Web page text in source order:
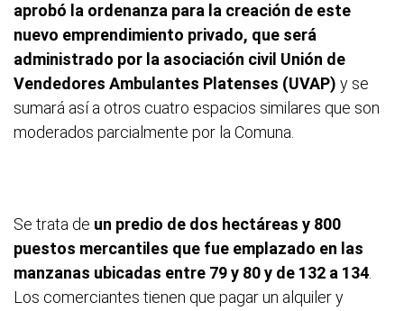
aprobó la ordenanza para la creación de este
nuevo emprendimiento privado, que será
administrado por la asociación civil Unión de
Vendedores Ambulantes Platenses (UVAP) y se
sumará así a otros cuatro espacios similares que son
moderados parcialmente por la Comuna.
Se trata de un predio de dos hectáreas y 800
puestos mercantiles que fue emplazado en las
manzanas ubicadas entre 79 y 80 y de 132 a 134
Los comerciantes tienen que pagar un alquiler y